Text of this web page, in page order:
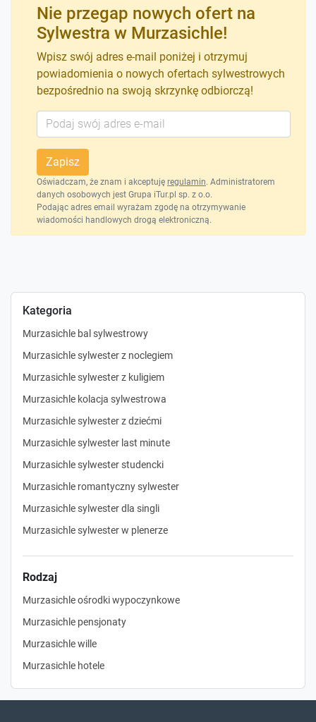
Kategoria
Murzasichle bal sylwestrowy
Murzasichle sylwester z noclegiem
Murzasichle sylwester z kuligiem
Murzasichle kolacja sylwestrowa
Murzasichle sylwester z dziećmi
Murzasichle sylwester last minute
Murzasichle sylwester studencki
Murzasichle romantyczny sylwester
Murzasichle sylwester dla singli
Murzasichle sylwester w plenerze
Rodzaj
Murzasichle ośrodki wypoczynkowe
Murzasichle pensjonaty
Murzasichle wille
Murzasichle hotele
Nie przegap nowych ofert na
Sylwestra w Murzasichle!
Wpisz swój adres e-mail poniżej i otrzymuj
powiadomienia o nowych ofertach sylwestrowych
bezpośrednio na swoją skrzynkę odbiorczą!
Zapisz
Oświadczam, że znam i akceptuję regulamin. Administratorem
danych osobowych jest Grupa iTur.pl sp. z o.o.
Podając adres email wyrażam zgodę na otrzymywanie
wiadomości handlowych drogą elektroniczną.